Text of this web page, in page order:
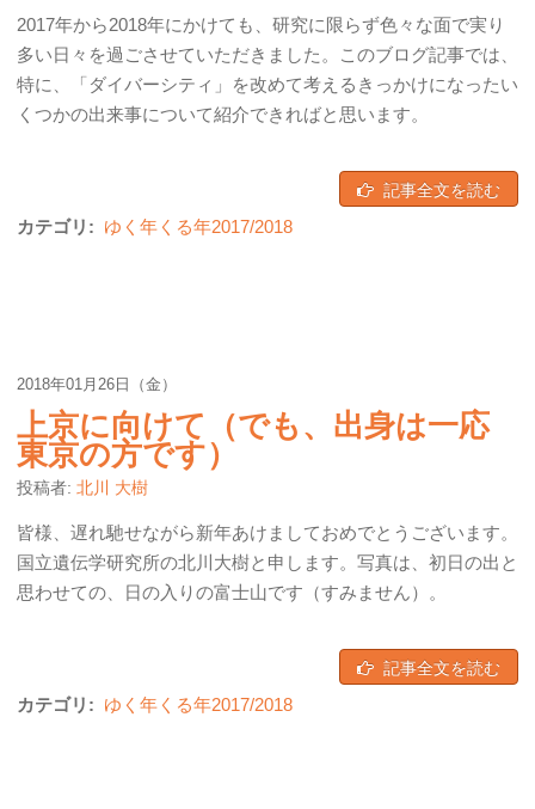
2017年から2018年にかけても、研究に限らず色々な面で実り
多い日々を過ごさせていただきました。このブログ記事では、
特に、「ダイバーシティ」を改めて考えるきっかけになったい
くつかの出来事について紹介できればと思います。
記事全文を読む
カテゴリ: ゆく年くる年2017/2018
2018年01月26日（金）
上京に向けて（でも、出身は一応
東京の方です）
投稿者: 北川 大樹
皆様、遅れ馳せながら新年あけましておめでとうございます。
国立遺伝学研究所の北川大樹と申します。写真は、初日の出と
思わせての、日の入りの富士山です（すみません）。
記事全文を読む
カテゴリ: ゆく年くる年2017/2018